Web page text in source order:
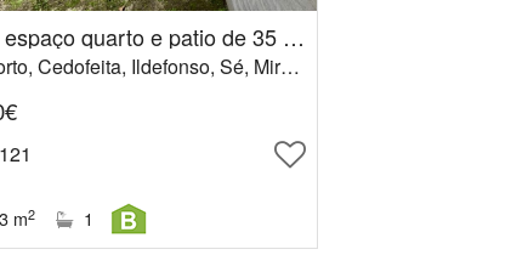
T0 com espaço quarto e patio de 35 m2 no centro historico do Porto
Porto, Porto, Cedofeita, Ildefonso, Sé, Miragaia, Nicolau, Vitória
m2 1